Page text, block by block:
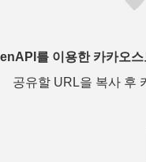
를 이용한 카카오
공유할 URL을 복사 후